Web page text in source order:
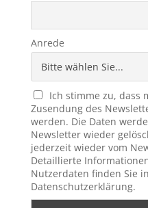
Anrede
Ich stimme zu, dass
Zusendung des
werden. Die Daten
Newsletter wieder
jederzeit wieder vom
Detaillierte
Nutzerdaten finden Sie
Datenschutzerklärung.